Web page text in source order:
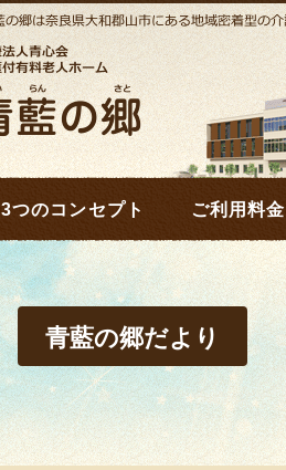
3つのコンセプト ご利用料金
青藍の郷だより